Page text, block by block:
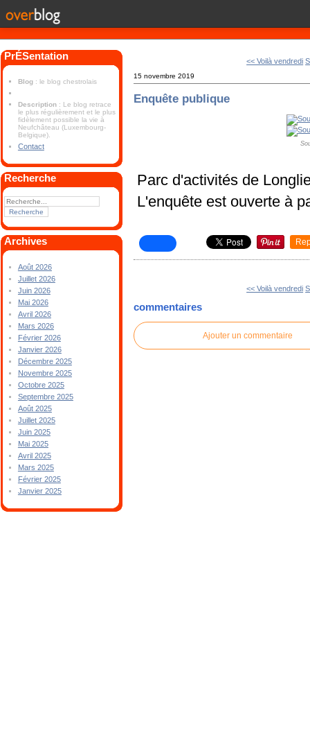
PrÉSentation
Blog : le blog chestrolais
Description : Le blog retrace
le plus régulièrement et le plus
fidèlement possible la vie à
Neufchâteau (Luxembourg-
Belgique).
Contact
Recherche
Archives
Août 2026
Juillet 2026
Juin 2026
Mai 2026
Avril 2026
Mars 2026
Février 2026
Janvier 2026
Décembre 2025
Novembre 2025
Octobre 2025
Septembre 2025
Août 2025
Juillet 2025
Juin 2025
Mai 2025
Avril 2025
Mars 2025
Février 2025
Janvier 2025
<< Voilà vendredi
15 novembre 2019
Enquête publique
Parc d'activités de
L'enquête est ouverte à
<< Voilà vendredi
commentaires
Ajouter un commentaire